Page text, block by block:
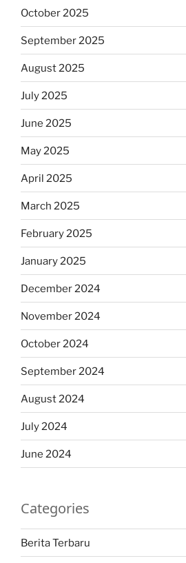
October 2025
September 2025
August 2025
July 2025
June 2025
May 2025
April 2025
March 2025
February 2025
January 2025
December 2024
November 2024
October 2024
September 2024
August 2024
July 2024
June 2024
Categories
Berita Terbaru